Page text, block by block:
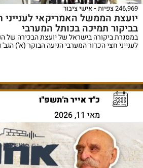
246,969 צפיות אישי ציבור
יועצת הממשל האמריקאי לענייני
בביקור תמיכה בכותל המערבי
במסגרת ביקורה בישראל של יועצת הבכירה
לענייני חצי הכדור המערבי הגיעה הבוקר (א') הגב'
כ"ד אייר ה'תשפ"ו
מאי 11, 2026